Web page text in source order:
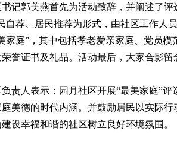
郭美燕首先为活动致辞，并阐述了评
自荐、居民推荐为形式，由社区工作人
家庭”，其中包括孝老爱亲家庭、党员
誉证书及礼品。活动最后，大家合影留
人表示：园月社区开展“最美家庭”评
美德的时代内涵。并鼓励居民以实际
设幸福和谐的社区树立良好环境氛围。